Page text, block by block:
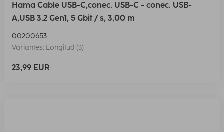
Hama Cable USB-C,conec. USB-C - conec. USB-
A,USB 3.2 Gen1, 5 Gbit / s, 3,00 m
00200653
Variantes: Longitud (3)
23,99 EUR